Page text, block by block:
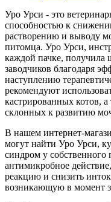
Уро Урси - это
способностью к
растворению и выводу
питомца. Уро Урси,
каждой пачке, получила
заводчиков благодаря
наступлению
рекомендуют
кастрированных котов,
склонных к развитию
В нашем интернет-
могут найти Уро Урси,
синдром у собственного
антимикробное
реакцию и снизить
возникающую в момент